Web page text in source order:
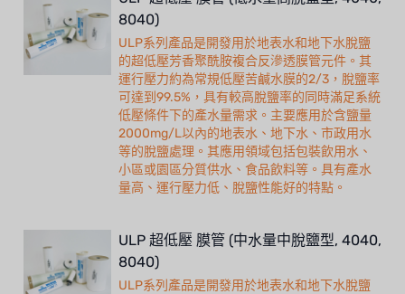
8040)
ULP系列產品是開發用於地表水和地下水脫鹽
的超低壓芳香聚酰胺複合反滲透膜管元件。其
運行壓力約為常規低壓苦鹹水膜的2/3，脫鹽率
可達到99.5%，具有較高脫鹽率的同時滿足系統
低壓條件下的產水量需求。主要應用於含鹽量
2000mg/L以內的地表水、地下水、市政用水
等的脫鹽處理。其應用領域包括包裝飲用水、
小區或園區分質供水、食品飲料等。具有產水
量高、運行壓力低、脫鹽性能好的特點。
ULP 超低壓 膜管 (中水量中脫鹽型, 4040,
8040)
ULP系列產品是開發用於地表水和地下水脫鹽